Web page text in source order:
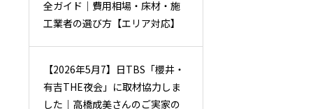
全ガイド｜費用相場・床材・施
工業者の選び方【エリア対応】
【2026年5月7】日TBS「櫻井・
有吉THE夜会」に取材協力しま
した｜高橋成美さんのご実家の